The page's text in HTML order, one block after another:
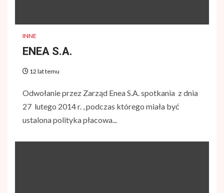
INNE
ENEA S.A.
12 lat temu
Odwołanie przez Zarząd Enea S.A. spotkania z dnia
27 lutego 2014 r. , podczas którego miała być
ustalona polityka płacowa...